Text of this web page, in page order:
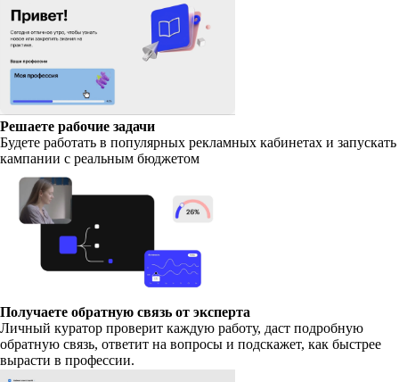
Решаете рабочие задачи
Будете работать в популярных рекламных кабинетах и запускать
кампании с реальным бюджетом
Получаете обратную связь от эксперта
Личный куратор проверит каждую работу, даст подробную
обратную связь, ответит на вопросы и подскажет, как быстрее
вырасти в профессии.